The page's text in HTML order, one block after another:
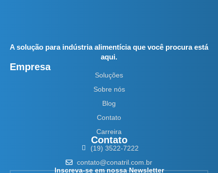
A solução para indústria alimentícia que você procura está
aqui.
Empresa
Soluções
Sobre nós
Blog
Contato
Carreira
Contato
(19) 3522-7222
contato@conatril.com.br
Inscreva-se em nossa Newsletter